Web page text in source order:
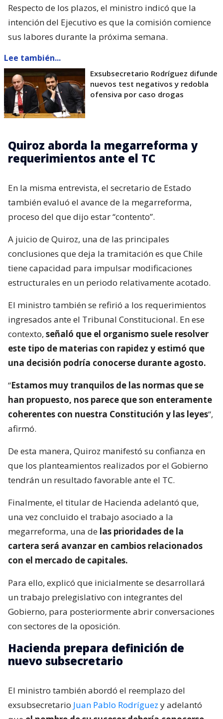
Respecto de los plazos, el ministro indicó que la
intención del Ejecutivo es que la comisión comience
sus labores durante la próxima semana.
Lee también...
Exsubsecretario Rodríguez difunde
nuevos test negativos y redobla
ofensiva por caso drogas
Quiroz aborda la megarreforma y
requerimientos ante el TC
En la misma entrevista, el secretario de Estado
también evaluó el avance de la megarreforma,
proceso del que dijo estar “contento”.
A juicio de Quiroz, una de las principales
conclusiones que deja la tramitación es que Chile
tiene capacidad para impulsar modificaciones
estructurales en un periodo relativamente acotado.
El ministro también se refirió a los requerimientos
ingresados ante el Tribunal Constitucional. En ese
contexto, señaló que el organismo suele resolver
este tipo de materias con rapidez y estimó que
una decisión podría conocerse durante agosto.
“Estamos muy tranquilos de las normas que se
han propuesto, nos parece que son enteramente
coherentes con nuestra Constitución y las leyes“,
afirmó.
De esta manera, Quiroz manifestó su confianza en
que los planteamientos realizados por el Gobierno
tendrán un resultado favorable ante el TC.
Finalmente, el titular de Hacienda adelantó que,
una vez concluido el trabajo asociado a la
megarreforma, una de las prioridades de la
cartera será avanzar en cambios relacionados
con el mercado de capitales.
Para ello, explicó que inicialmente se desarrollará
un trabajo prelegislativo con integrantes del
Gobierno, para posteriormente abrir conversaciones
con sectores de la oposición.
Hacienda prepara definición de
nuevo subsecretario
El ministro también abordó el reemplazo del
exsubsecretario Juan Pablo Rodríguez y adelantó